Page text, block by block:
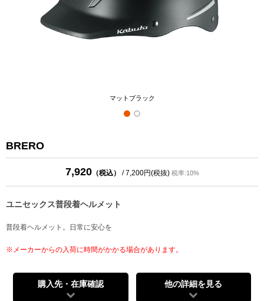
マットブラック
BRERO
7,920（税込） / 7,200円(税抜) 税率:10%
ユニセックス普段着ヘルメット
普段着ヘルメット。日常に安心を
※メーカーからの入荷に時間がかかる場合があります。
購入先・在庫確認 他の詳細を見る